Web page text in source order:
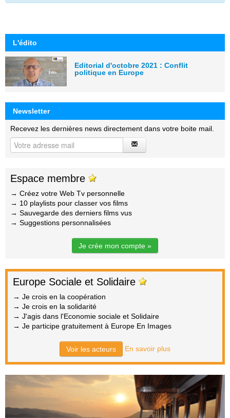
L'édito
Editorial d'octobre 2021 : Conflit
politique en Europe
Newsletter
Recevez les dernières news directement dans votre boite mail.
Espace membre
→ Créez votre Web Tv personnelle
→ 10 playlists pour classer vos films
→ Sauvegarde des derniers films vus
→ Suggestions personnalisées
Je crée mon compte »
Europe Sociale et Solidaire
→ Je crois en la coopération
→ Je crois en la solidarité
→ J'agis dans l'Economie sociale et Solidaire
→ Je participe gratuitement à Europe En Images
Voir les acteurs En savoir plus